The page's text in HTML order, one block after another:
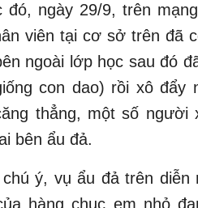
đó, ngày 29/9, trên
viên tại cơ sở trên đã
ngoài lớp học sau đó
con dao) rồi xô đẩy
thẳng, một số người
bên ẩu đả.
ý, vụ ẩu đả trên
hàng chục em nhỏ